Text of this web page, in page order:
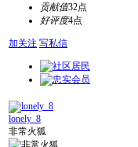
贡献值32点
好评度4点
加关注 写私信
lonely_8
非常火狐